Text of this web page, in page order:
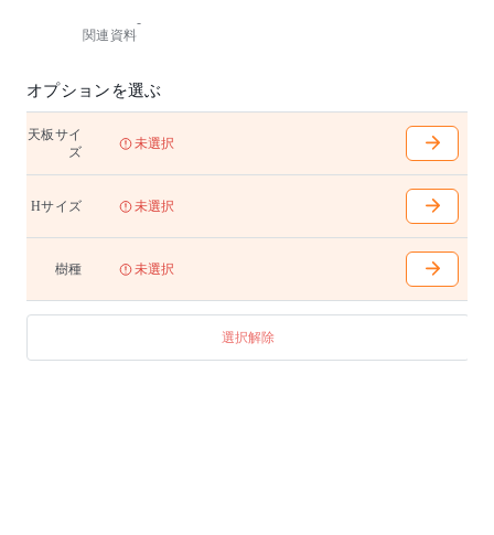
D850〜1200mm (1000までは50mm間隔、1100からは10
0mm間隔で選択可能)
H710(取付プレート下665)mm〈H:740(取付プレート695
)〉mm
- 内側時1105/外側時1315(W1600〜1800)mm
- 内側時1625/外側時1835(W2200〜2700)mm
※W2500mm以上の場合、樹種はウォルナットのみとな
詳細はお問い合わせください。
アジャスター付き
天板無垢材
関連資料
-
オプションを選ぶ
天板サイ
ズ
未選択
Hサイズ 未選択
樹種 未選択
選択解除